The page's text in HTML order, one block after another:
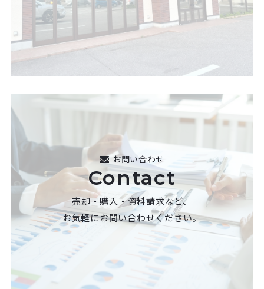
お問い合わせ
Contact
売却・購入・資料請求など、
お気軽にお問い合わせください。